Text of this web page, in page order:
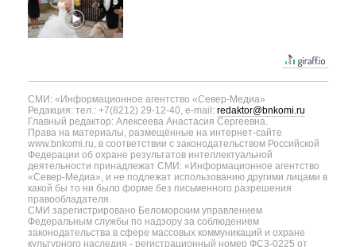
СМИ: «Информационное агентство «Север-Медиа»
Редакция: тел.: +7(8212) 29-12-40, e-mail: redaktor@bnkomi.ru
Главный редактор: Алексеева Анастасия Сергеевна.
Права на материалы, размещённые на интернет-сайте
www.bnkomi.ru, в соответствии с законодательством Российской
Федерации об охране результатов интеллектуальной
деятельности принадлежат СМИ: «Информационное агентство
«Север-Медиа», и не подлежат использованию другими лицами в
какой бы то ни было форме без письменного разрешения
правообладателя.
СМИ зарегистрировано Беломорским управлением
Федеральным службы по надзору за соблюдением
законодательства в сфере массовых коммуникаций и охране
культурного наследия - регистрационный номер ФС3-0225 от